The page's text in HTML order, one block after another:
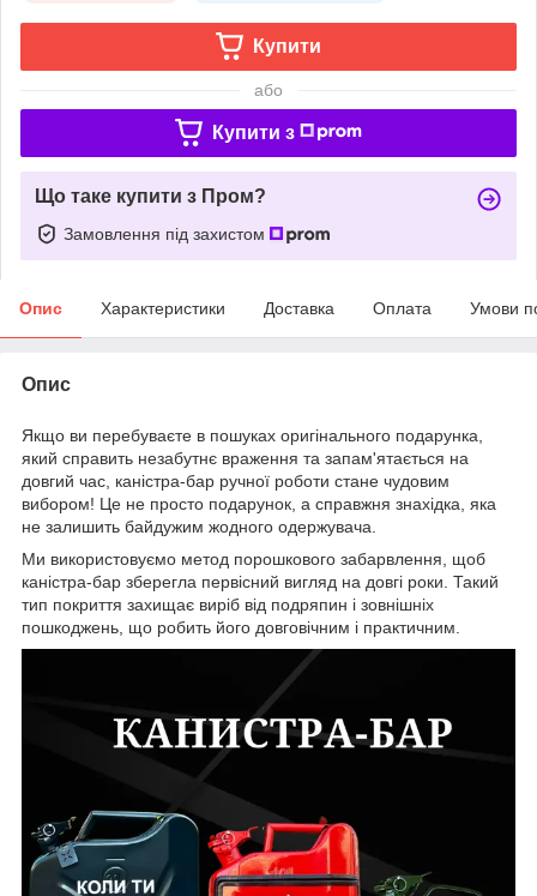
Купити
або
Купити з
Що таке купити з Пром?
Замовлення під захистом
Опис Характеристики Доставка Оплата Умови
Опис
Якщо ви перебуваєте в пошуках оригінального подарунка,
який справить незабутнє враження та запам'ятається на
довгий час, каністра-бар ручної роботи стане чудовим
вибором! Це не просто подарунок, а справжня знахідка, яка
не залишить байдужим жодного одержувача.
Ми використовуємо метод порошкового забарвлення, щоб
каністра-бар зберегла первісний вигляд на довгі роки. Такий
тип покриття захищає виріб від подряпин і зовнішніх
пошкоджень, що робить його довговічним і практичним.